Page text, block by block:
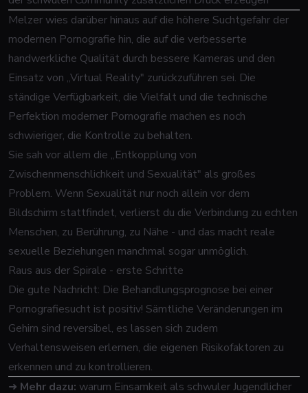
Melzer wies darüber hinaus auf die höhere Suchtgefahr der
modernen Pornografie hin, die auf die verbesserte
handwerkliche Qualität durch bessere Kameras und den
Einsatz von „Virtual Reality" zurückzuführen sei. Die
ständige Verfügbarkeit, die Vielfalt und die technische
Perfektion moderner Pornografie machen es noch
schwieriger, die Kontrolle zu behalten.
Sie sah vor allem die „Entkopplung von
Zwischenmenschlichkeit und Sexualität" als großes
Problem. Wenn Sexualität nur noch allein vor dem
Bildschirm stattfindet, verlierst du die Verbindung zu echten
Menschen, zu Berührung, zu Nähe - und das macht reale
sexuelle Beziehungen manchmal sogar unmöglich.
Raus aus der Spirale - erste Schritte
Die gute Nachricht: Die Behandlungsprognose bei einer
Pornografiesucht ist positiv! Sämtliche Veränderungen im
Gehirn sind reversibel, es lassen sich zudem
Verhaltensweisen erlernen, die eigenen Risikofaktoren zu
erkennen und zu kontrollieren.
➜ Mehr dazu: warum Einsamkeit als schwuler Jugendlicher